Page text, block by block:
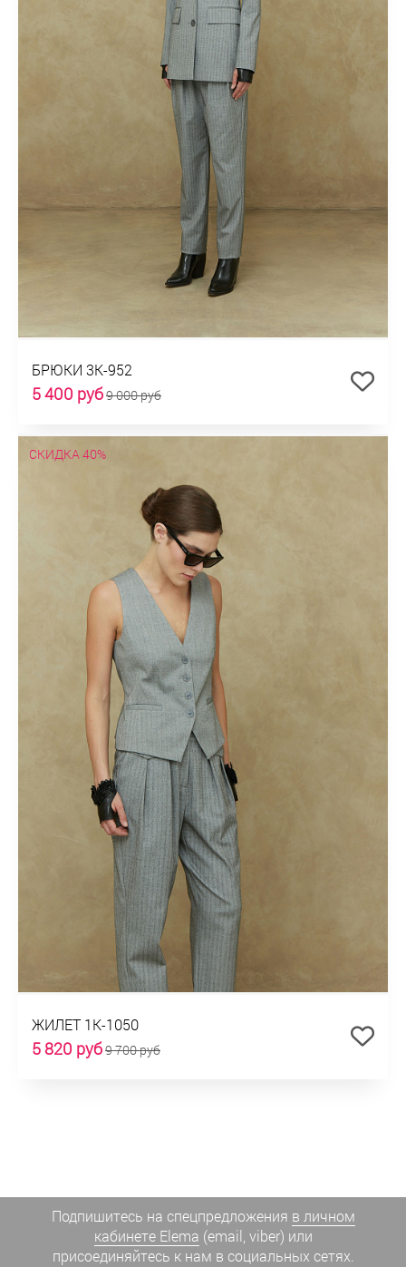
БРЮКИ 3К-952
5 400 руб9 000 руб
СКИДКА 40%
ЖИЛЕТ 1К-1050
5 820 руб9 700 руб
Подпишитесь на спецпредложения в личном
кабинете Elema (email, viber) или
присоединяйтесь к нам в социальных сетях.